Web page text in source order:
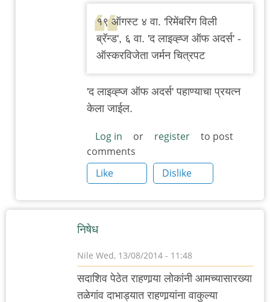
reply
to
पुण्यात
महोत्सव
चिंतातुर
जंतू
१९ ऑगस्ट ४ वा. 'रिमेंबरिंग विली
ब्रॅन्ड', ६ वा. 'द लाइव्ह्ज ऑफ अदर्स' -
ऑस्करविजेता जर्मन चित्रपट
'द लाइव्ह्ज ऑफ अदर्स' पहाण्याचा प्रयत्न
केला जाईल.
Log in or register
to post
comments
Like
Dislike
निषेध
Nile Wed, 13/08/2014 - 11:48
सदाशिव पेठेत राहणार्‍या लोकांनी आमच्यासारख्या
तळेगांव दाभाड्यात राहणार्‍यांना वाकुल्या